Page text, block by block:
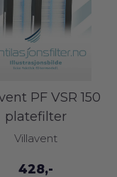
PF VSR 150
platefilter
Villavent
428,-